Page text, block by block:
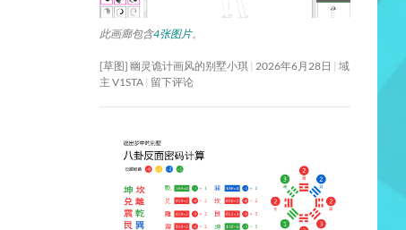
此画廊包含4张图片。
[草图] 幽灵诡计画风的别墅小琪 2026年6月28日
域
主 V1STA 留下评论